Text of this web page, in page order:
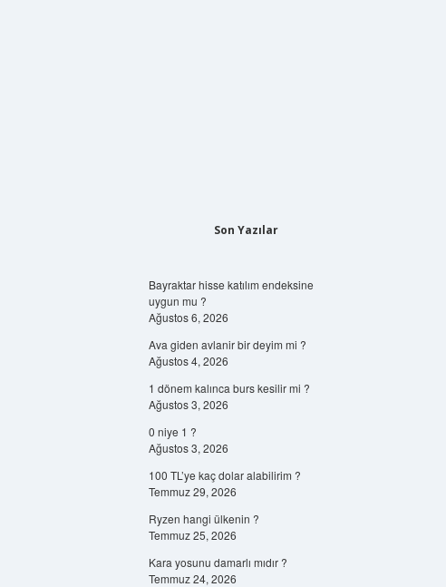
Son Yazılar
Bayraktar hisse katılım endeksine
uygun mu ?
Ağustos 6, 2026
Ava giden avlanir bir deyim mi ?
Ağustos 4, 2026
1 dönem kalınca burs kesilir mi ?
Ağustos 3, 2026
0 niye 1 ?
Ağustos 3, 2026
100 TL’ye kaç dolar alabilirim ?
Temmuz 29, 2026
Ryzen hangi ülkenin ?
Temmuz 25, 2026
Kara yosunu damarlı mıdır ?
Temmuz 24, 2026